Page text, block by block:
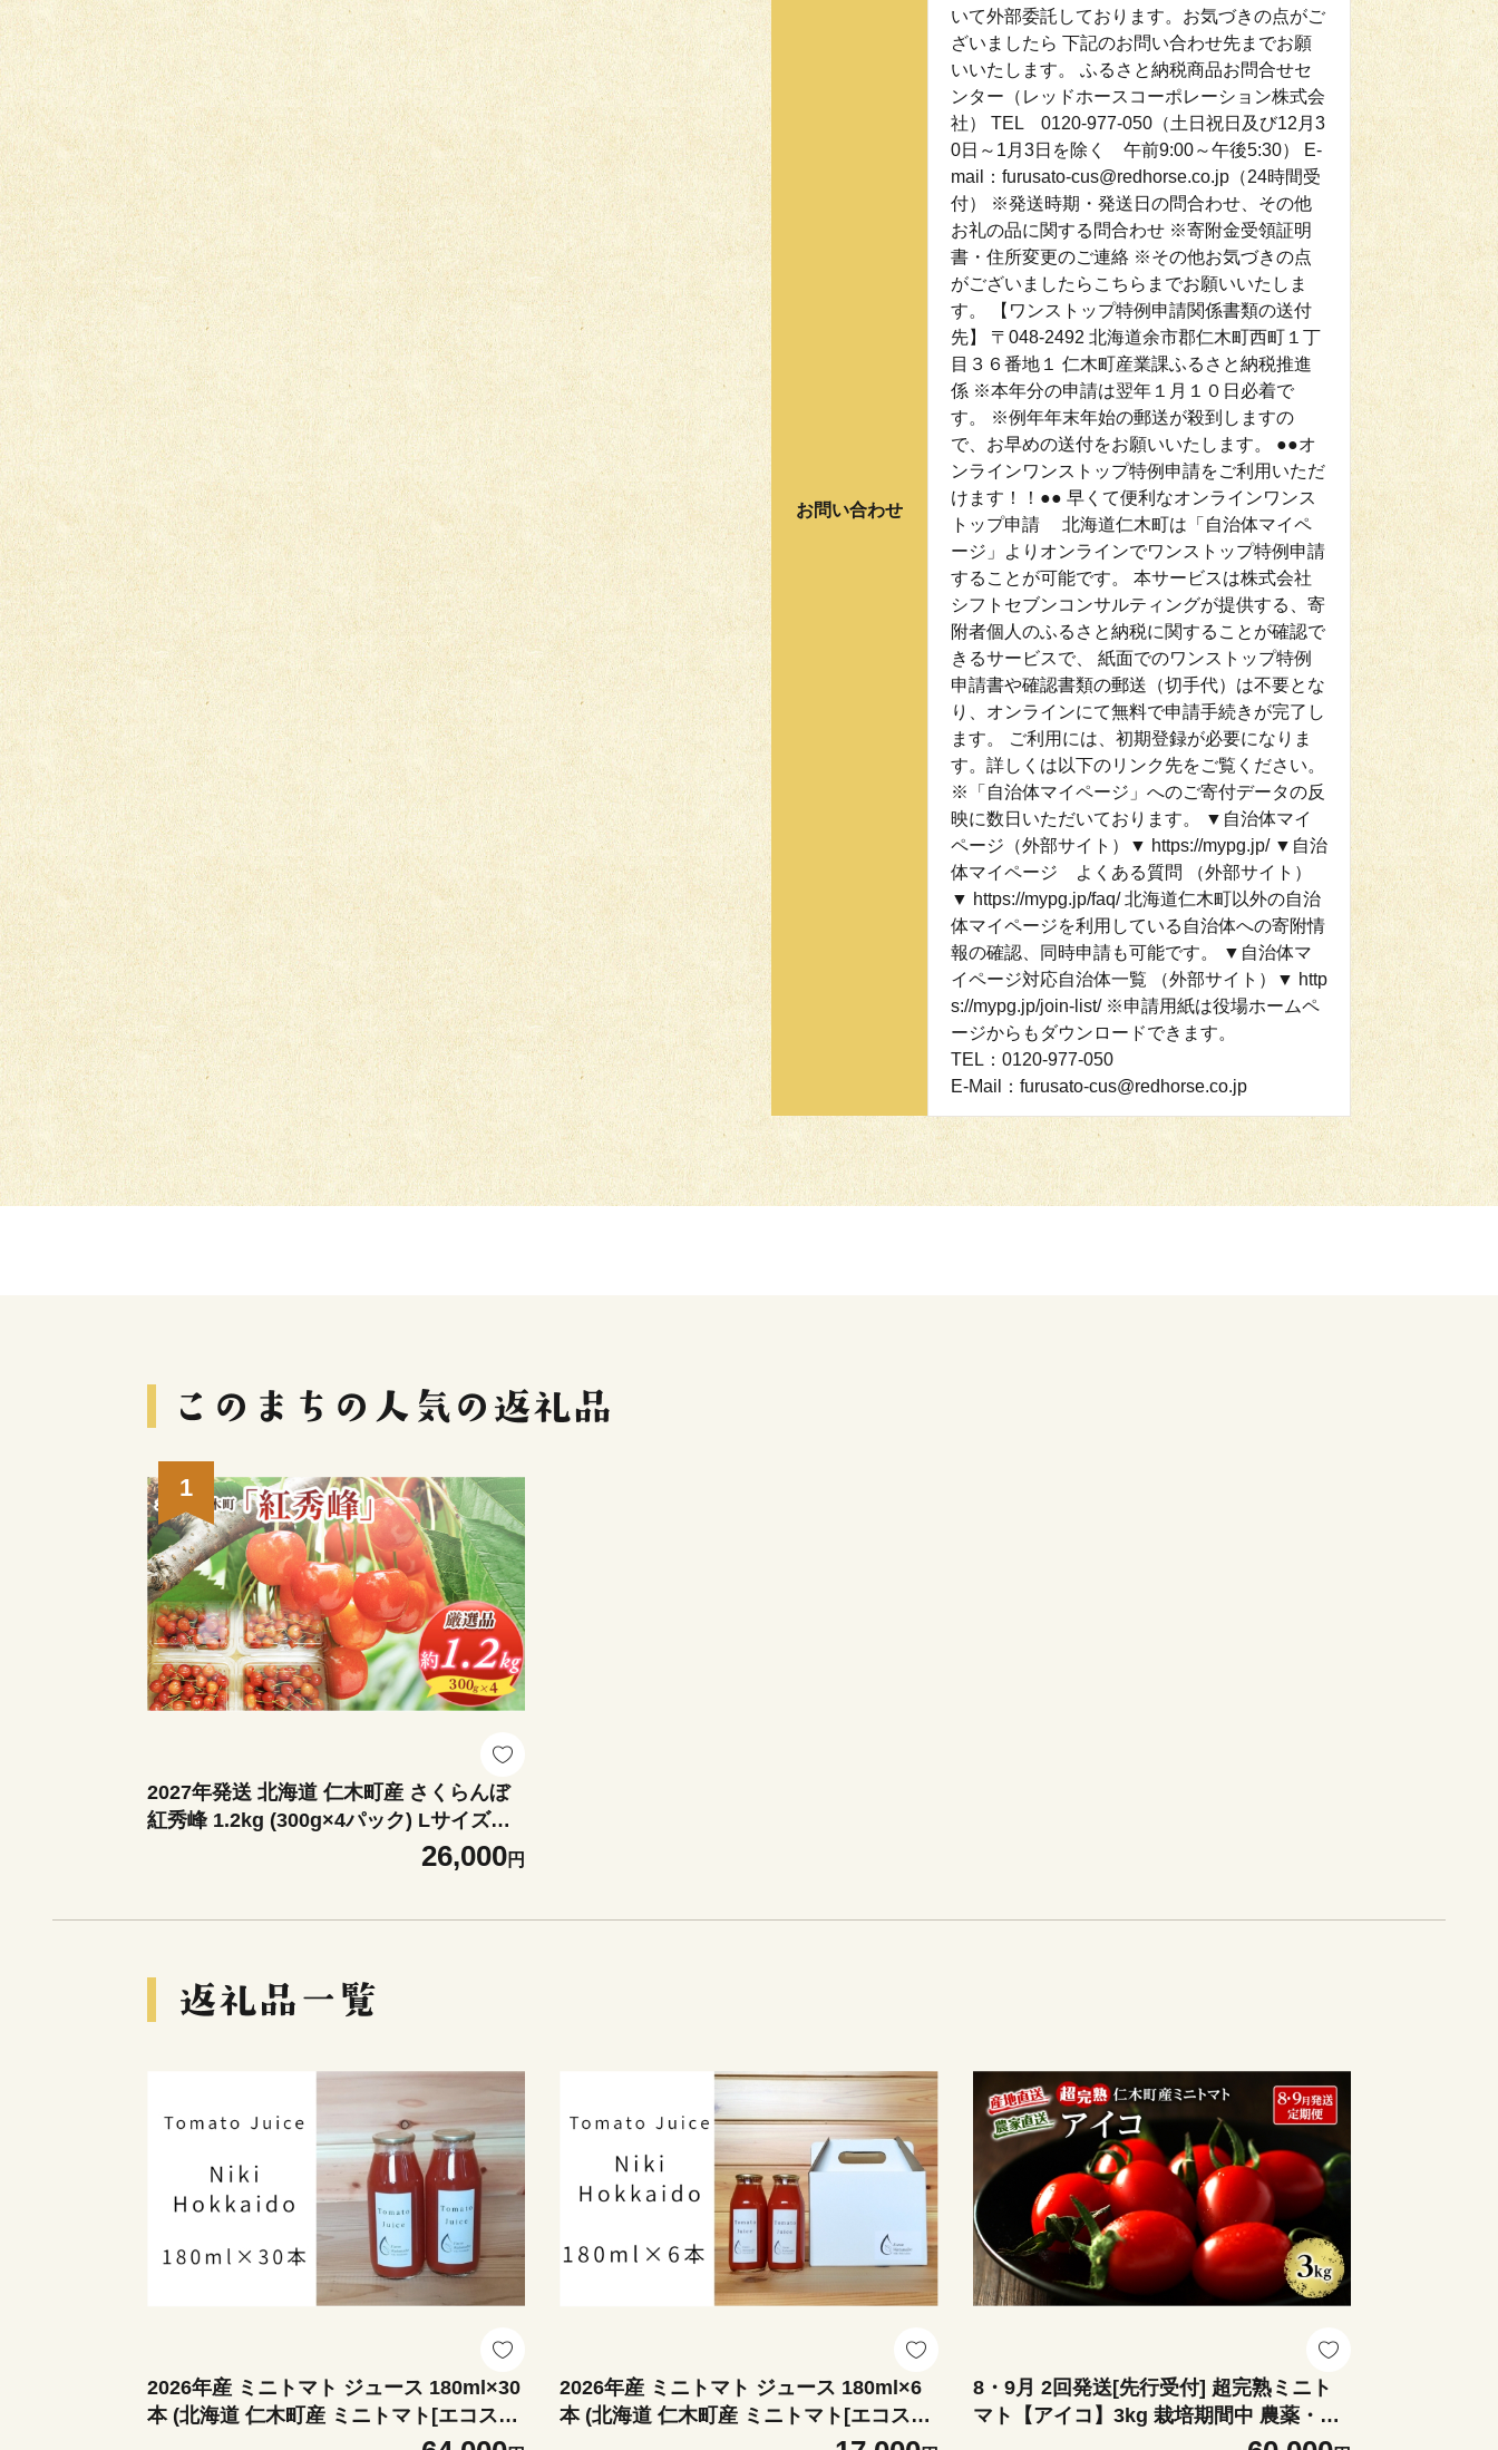
お問い合わせ
いて外部委託しております。お気づきの点がご
ざいましたら 下記のお問い合わせ先までお願
いいたします。 ふるさと納税商品お問合せセ
ンター（レッドホースコーポレーション株式会
社） TEL 0120-977-050（土日祝日及び12月3
0日～1月3日を除く 午前9:00～午後5:30） E-
mail：furusato-cus@redhorse.co.jp（24時間受
付） ※発送時期・発送日の問合わせ、その他
お礼の品に関する問合わせ ※寄附金受領証明
書・住所変更のご連絡 ※その他お気づきの点
がございましたらこちらまでお願いいたしま
す。 【ワンストップ特例申請関係書類の送付
先】 〒048-2492 北海道余市郡仁木町西町１丁
目３６番地１ 仁木町産業課ふるさと納税推進
係 ※本年分の申請は翌年１月１０日必着で
す。 ※例年年末年始の郵送が殺到しますの
で、お早めの送付をお願いいたします。 ●●オ
ンラインワンストップ特例申請をご利用いただ
けます！！●● 早くて便利なオンラインワンス
トップ申請 北海道仁木町は「自治体マイペ
ージ」よりオンラインでワンストップ特例申請
することが可能です。 本サービスは株式会社
シフトセブンコンサルティングが提供する、寄
附者個人のふるさと納税に関することが確認で
きるサービスで、 紙面でのワンストップ特例
申請書や確認書類の郵送（切手代）は不要とな
り、オンラインにて無料で申請手続きが完了し
ます。 ご利用には、初期登録が必要になりま
す。詳しくは以下のリンク先をご覧ください。
※「自治体マイページ」へのご寄付データの反
映に数日いただいております。 ▼自治体マイ
ページ（外部サイト）▼ https://mypg.jp/ ▼自治
体マイページ よくある質問 （外部サイト）
▼ https://mypg.jp/faq/ 北海道仁木町以外の自治
体マイページを利用している自治体への寄附情
報の確認、同時申請も可能です。 ▼自治体マ
イページ対応自治体一覧 （外部サイト）▼ http
s://mypg.jp/join-list/ ※申請用紙は役場ホームペ
ージからもダウンロードできます。
TEL：0120-977-050
E-Mail：furusato-cus@redhorse.co.jp
1
2027年発送 北海道 仁木町産 さくらんぼ
紅秀峰 1.2kg (300g×4パック) Lサイズ以
上 旬 桜桃 産地直送 サクランボ チェリー
フルーツ 果物 果物類 仁木町 仁木 [松山商
26,000円
2026年産 ミニトマト ジュース 180ml×30
本 (北海道 仁木町産 ミニトマト[エコスイ
ート]100％) 無塩・無糖・保存料無添加
2026年産 ミニトマト ジュース 180ml×6
本 (北海道 仁木町産 ミニトマト[エコスイ
ート]100％) 無塩・無糖・保存料無添加
8・9月 2回発送[先行受付] 超完熟ミニト
マト【アイコ】3kg 栽培期間中 農薬・除
草剤不使用 サイズ混載 トマト ミニトマト